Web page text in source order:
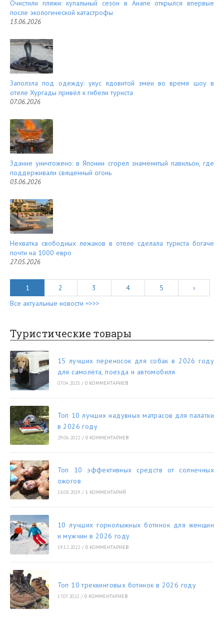
Очистили пляжи: купальный сезон в Анапе открылся впервые
после экологической катастрофы
13.06.2026
Заползла под одежду: укус ядовитой змеи во время шоу в
отеле Хургады привёл к гибели туриста
07.06.2026
Здание уничтожено: в Японии сгорел знаменитый павильон, где
поддерживали священный огонь
03.06.2026
Нехватка свободных лежаков в отеле сделала туриста богаче
почти на 1000 евро
27.05.2026
1 2 3 4 5
›
Все актуальные новости =>>>
Туристические товары
15 лучших переносок для собак в 2026 году
для самолёта, поезда и автомобиля
07.04.2023 / 0 КОММЕНТАРИЕВ
Топ 10 лучших надувных матрасов для палатки
в 2026 году
29.06.2022 / 0 КОММЕНТАРИЕВ
Топ 10 эффективных средств от солнечных
ожогов
18.08.2019 / 1 КОММЕНТАРИЙ
10 лучших горнолыжных ботинок для женщин
и мужчин в 2026 году
19.12.2022 / 0 КОММЕНТАРИЕВ
Топ 10 треккинговых ботинок в 2026 году
17.07.2022 / 0 КОММЕНТАРИЕВ